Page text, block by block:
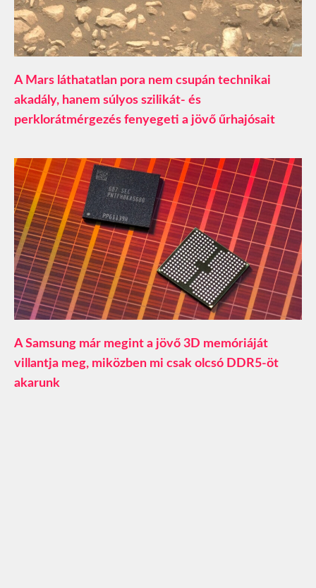
A Mars láthatatlan pora nem csupán technikai
akadály, hanem súlyos szilikát- és
perklorátmérgezés fenyegeti a jövő űrhajósait
A Samsung már megint a jövő 3D memóriáját
villantja meg, miközben mi csak olcsó DDR5-öt
akarunk